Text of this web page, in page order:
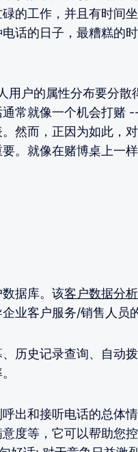
的工作，并且有时间
话的日子，最糟糕的
用户的属性分布要分散
常就像一个机会打赌
然而，正因为如此，
。就像在赌博桌上一
据库。该客户数据分
业客户服务/销售人员
历史记录查询、自动
出和接听电话的总体
度等，它可以帮助您